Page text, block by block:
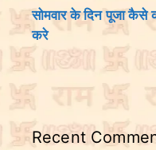
सोमवार के दिन पूजा कैसे
करे
Recent